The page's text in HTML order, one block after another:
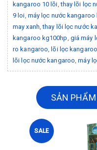
kangaroo 10 lõi,thay lõi lọc
9 loi, máy lọc nước kangaroo
may xanh,thay lõi lọc nước
kangaroo kg100hp, giá máy
ro kangaroo, lõi lọc kangaroo
lõi lọc nước kangaroo,máy
SẢN
SALE